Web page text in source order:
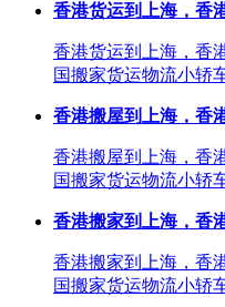
香港货运到上海，香
香港货运到上海，香
国搬家货运物流小轿
香港搬屋到上海，香
香港搬屋到上海，香
国搬家货运物流小轿
香港搬家到上海，香
香港搬家到上海，香
国搬家货运物流小轿